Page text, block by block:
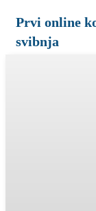
Prvi online
svibnja